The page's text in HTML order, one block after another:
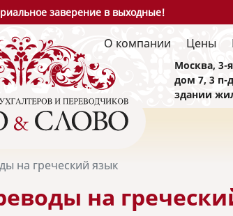
заверение в выходные!
О компании Цены
Москва, 3-
дом 7, 3 п-
здании
на греческий язык
на